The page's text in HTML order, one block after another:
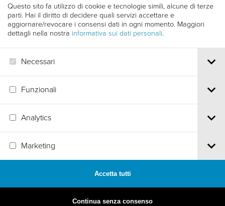
Questo sito fa utilizzo di cookie e tecnologie simili, alcune di terze
parti. Hai il diritto di decidere quali servizi accettare e
aggiornare/revocare i consensi dati in ogni momento. Maggiori
dettagli nella nostra informativa sui dati personali.
Necessari
Funzionali
Analytics
Marketing
Accetta tutti
Continua senza consenso